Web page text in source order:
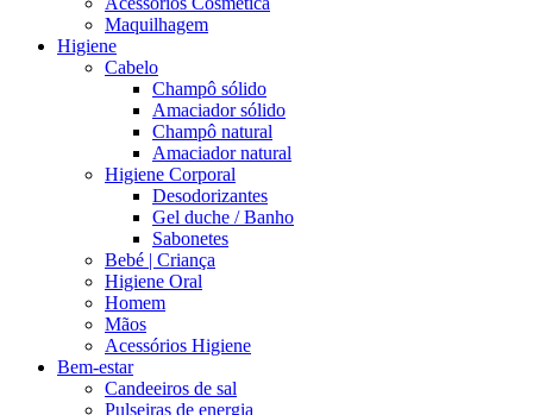
Maquilhagem
Higiene
Cabelo
Champô sólido
Amaciador sólido
Champô natural
Amaciador natural
Higiene Corporal
Desodorizantes
Gel duche / Banho
Sabonetes
Bebé | Criança
Higiene Oral
Homem
Mãos
Acessórios Higiene
Bem-estar
Candeeiros de sal
Pulseiras de energia